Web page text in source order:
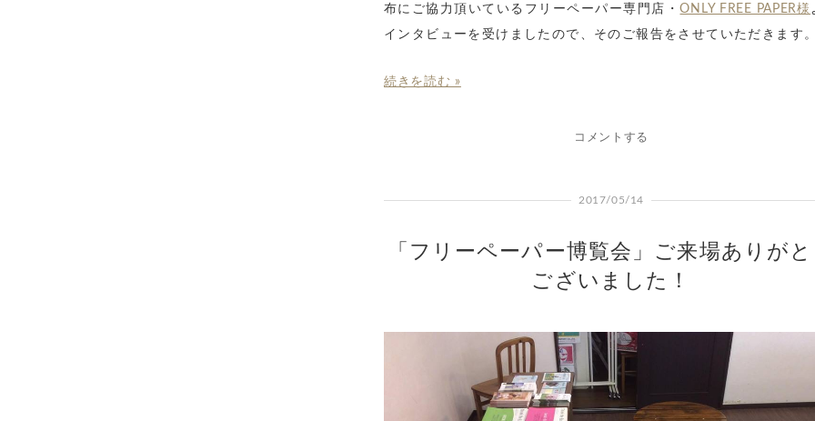
布にご協力頂いているフリーペーパー専門店・ONLY FREE PAPER様
インタビューを受けましたので、そのご報告をさせていただきます
続きを読む »
コメントする
2017/05/14
「フリーペーパー博覧会」ご来場ありが
ございました！